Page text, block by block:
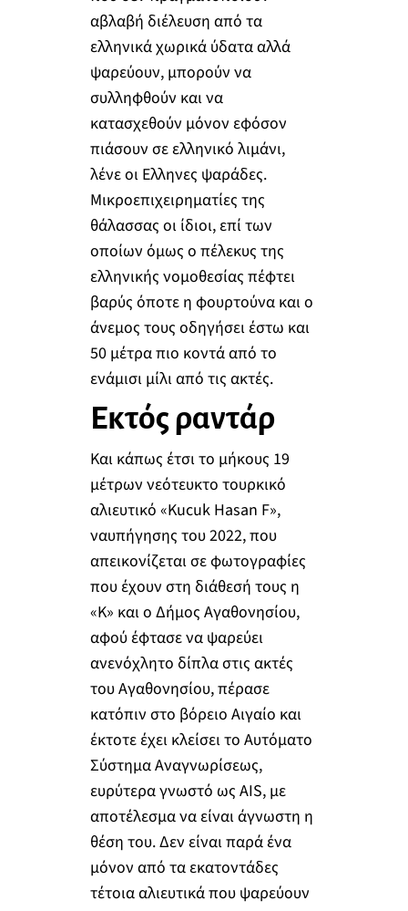
αβλαβή διέλευση από τα
ελληνικά χωρικά ύδατα αλλά
ψαρεύουν, μπορούν να
συλληφθούν και να
κατασχεθούν μόνον εφόσον
πιάσουν σε ελληνικό λιμάνι,
λένε οι Ελληνες ψαράδες.
Μικροεπιχειρηματίες της
θάλασσας οι ίδιοι, επί των
οποίων όμως ο πέλεκυς της
ελληνικής νομοθεσίας πέφτει
βαρύς όποτε η φουρτούνα και ο
άνεμος τους οδηγήσει έστω και
50 μέτρα πιο κοντά από το
ενάμισι μίλι από τις ακτές.
Εκτός ραντάρ
Και κάπως έτσι το μήκους 19
μέτρων νεότευκτο τουρκικό
αλιευτικό «Kucuk Hasan F»,
ναυπήγησης του 2022, που
απεικονίζεται σε φωτογραφίες
που έχουν στη διάθεσή τους η
«Κ» και ο Δήμος Αγαθονησίου,
αφού έφτασε να ψαρεύει
ανενόχλητο δίπλα στις ακτές
του Αγαθονησίου, πέρασε
κατόπιν στο βόρειο Αιγαίο και
έκτοτε έχει κλείσει το Αυτόματο
Σύστημα Αναγνωρίσεως,
ευρύτερα γνωστό ως AIS, με
αποτέλεσμα να είναι άγνωστη η
θέση του. Δεν είναι παρά ένα
μόνον από τα εκατοντάδες
τέτοια αλιευτικά που ψαρεύουν